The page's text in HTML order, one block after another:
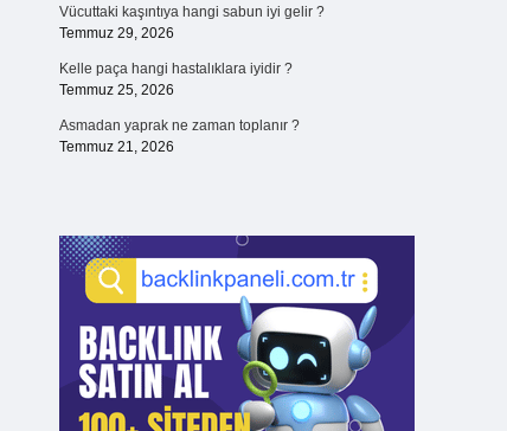
Vücuttaki kaşıntıya hangi sabun iyi gelir ?
Temmuz 29, 2026
Kelle paça hangi hastalıklara iyidir ?
Temmuz 25, 2026
Asmadan yaprak ne zaman toplanır ?
Temmuz 21, 2026